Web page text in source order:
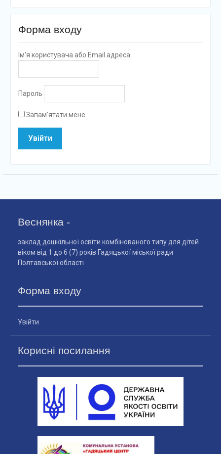
Форма входу
Ім'я користувача або Email адреса
Пароль
Запам'ятати мене
Веснянка -
заклад дошкільної освіти комбінованого типу для дітей
віком від 1 до 6 (7) років Гадяцької міської ради
Полтавської області
Форма входу
Увійти
Корисні посилання